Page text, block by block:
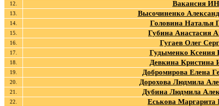
12. Вакансия
13. Высочиненко
14. Головина Наталья
15. Губина Анастасия
16. Гугаев Олег
17. Гудыменко Ксения
18. Девкина Кристина
19. Добромирова Елена
20. Дорохова Людмила
21. Дубина Людмила
22. Еськова Маргарита